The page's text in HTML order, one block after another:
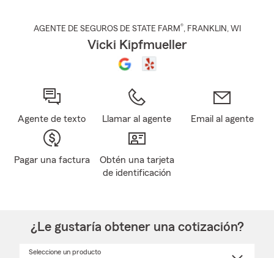
AGENTE DE SEGUROS DE STATE FARM®, FRANKLIN , WI
Vicki Kipfmueller
Agente de texto Llamar al agente Email al agente
Pagar una factura
Obtén una tarjeta
de identificación
¿Le gustaría obtener una cotización?
Seleccione un producto